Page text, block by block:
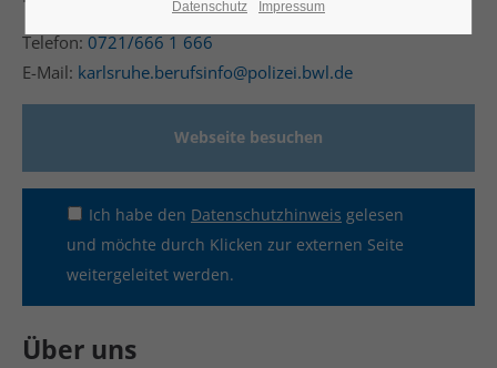
24h/ 365days
Get in touch
San Francisco, CA 94102
Telefon: 0721/666 1 666
E-Mail: karlsruhe.berufsinfo@polizei.bwl.de
Webseite besuchen
Ich habe den Datenschutzhinweis gelesen
und möchte durch Klicken zur externen Seite
weitergeleitet werden.
Über uns
Datenschutz Impressum